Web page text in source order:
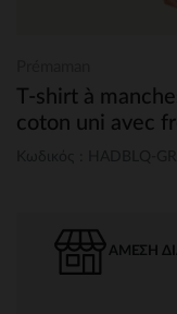
T-shirt à
coton uni avec
ΆΜΕΣΗ